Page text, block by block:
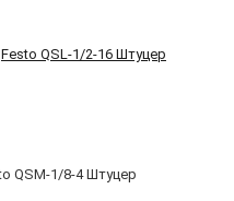
Festo QSL-1/2-16 Штуцер